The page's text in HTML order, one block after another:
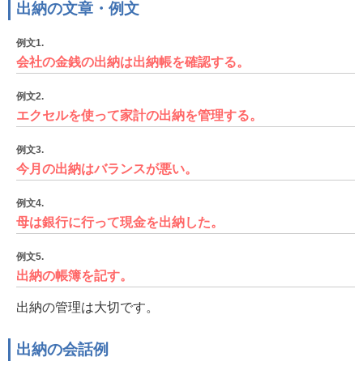
出納の文章・例文
例文1.
会社の金銭の出納は出納帳を確認する。
例文2.
エクセルを使って家計の出納を管理する。
例文3.
今月の出納はバランスが悪い。
例文4.
母は銀行に行って現金を出納した。
例文5.
出納の帳簿を記す。
出納の管理は大切です。
出納の会話例